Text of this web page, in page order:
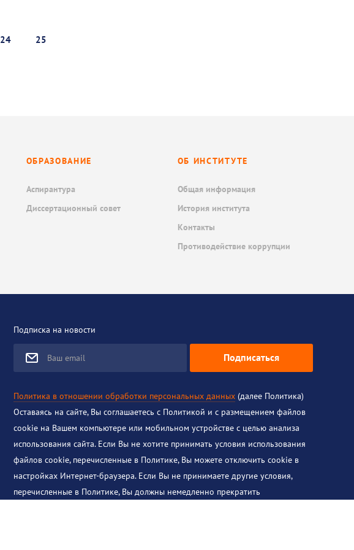
24 25
ОБРАЗОВАНИЕ
Аспирантура
Диссертационный совет
ОБ ИНСТИТУТЕ
Общая информация
История института
Контакты
Противодействие коррупции
Подписка на новости
Ваш email Подписаться
Политика в отношении обработки персональных данных(далее Политика)
Оставаясь на сайте, Вы соглашаетесь с Политикой и с размещением файлов
cookie на Вашем компьютере или мобильном устройстве с целью анализа
использования сайта. Если Вы не хотите принимать условия использования
файлов cookie, перечисленные в Политике, Вы можете отключить cookie в
настройках Интернет-браузера. Если Вы не принимаете другие условия,
перечисленные в Политике, Вы должны немедленно прекратить